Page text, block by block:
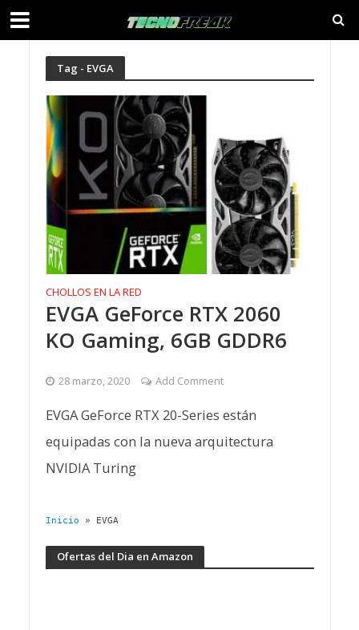
Tag - EVGA
CHOLLOS EN LA RED
EVGA GeForce RTX 2060
KO Gaming, 6GB GDDR6
28 marzo, 2020 Add Comment
EVGA GeForce RTX 20-Series están
equipadas con la nueva arquitectura
NVIDIA Turing
Inicio » EVGA
Ofertas del Dia en Amazon